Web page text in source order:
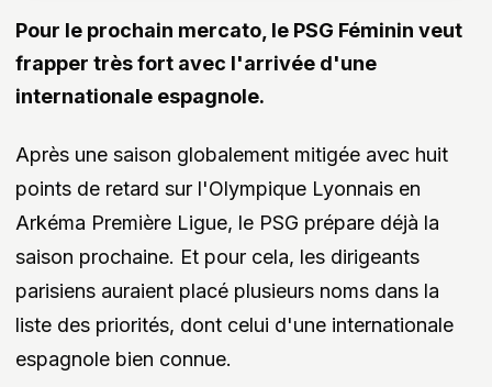
Pour le prochain mercato, le PSG Féminin veut
frapper très fort avec l'arrivée d'une
internationale espagnole.
Après une saison globalement mitigée avec huit
points de retard sur l'Olympique Lyonnais en
Arkéma Première Ligue, le PSG prépare déjà la
saison prochaine. Et pour cela, les dirigeants
parisiens auraient placé plusieurs noms dans la
liste des priorités, dont celui d'une internationale
espagnole bien connue.